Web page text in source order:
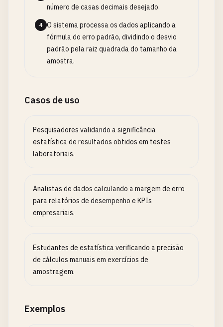
número de casas decimais desejado.
4
O sistema processa os dados aplicando a
fórmula do erro padrão, dividindo o desvio
padrão pela raiz quadrada do tamanho da
amostra.
Casos de uso
Pesquisadores validando a significância
estatística de resultados obtidos em testes
laboratoriais.
Analistas de dados calculando a margem de erro
para relatórios de desempenho e KPIs
empresariais.
Estudantes de estatística verificando a precisão
de cálculos manuais em exercícios de
amostragem.
Exemplos